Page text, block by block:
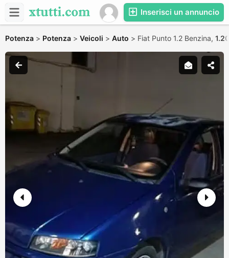
Inserisci un annuncio
Potenza > Potenza > Veicoli > Auto > Fiat Punto 1.2 Benzina,